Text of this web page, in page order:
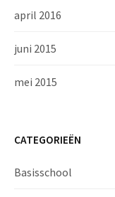
april 2016
juni 2015
mei 2015
CATEGORIEËN
Basisschool